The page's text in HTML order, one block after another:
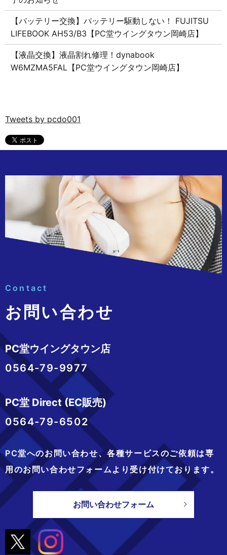
【バッテリー交換】バッテリー駆動しない！ FUJITSU
LIFEBOOK AH53/B3【PC堂ウイングタウン岡崎店】
【液晶交換】液晶割れ修理！dynabook
W6MZMA5FAL【PC堂ウイングタウン岡崎店】
Tweets by pcdo001
Contact
お問い合わせ
PC堂ウイングタウン店
0564-79-9977
PC堂 Direct (EC販売)
0564-79-6502
PC堂へのお問い合わせ、各種サービスのご依頼は専
用のお問い合わせフォームより 受け付けております。
お問い合わせフォーム